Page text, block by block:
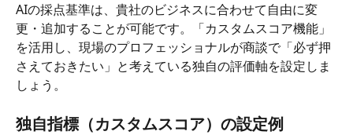
AIの採点基準は、貴社のビジネスに合わせて自由に変
更・追加することが可能です。「カスタムスコア機能」
を活用し、現場のプロフェッショナルが商談で「必ず押
さえておきたい」と考えている独自の評価軸を設定しま
しょう。
独自指標（カスタムスコア）の設定例